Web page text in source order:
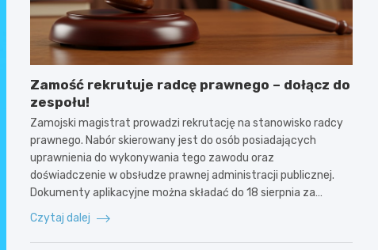
Zamość rekrutuje radcę prawnego – dołącz do
zespołu!
Zamojski magistrat prowadzi rekrutację na stanowisko radcy
prawnego. Nabór skierowany jest do osób posiadających
uprawnienia do wykonywania tego zawodu oraz
doświadczenie w obsłudze prawnej administracji publicznej.
Dokumenty aplikacyjne można składać do 18 sierpnia za…
Czytaj dalej